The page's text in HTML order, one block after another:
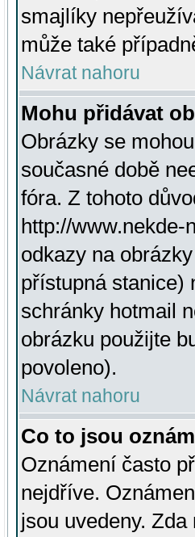
smajlíky
může také
Návrat nahoru
Mohu přidávat
Obrázky se
současné době
fóra. Z tohoto
http://
odkazy na
přístupná stanice)
schránky hotmail
obrázku použijte
povoleno).
Návrat nahoru
Co to jsou
Oznámení často
nejdříve.
jsou uvedeny.